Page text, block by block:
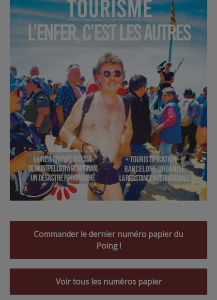
Commander le dernier numéro papier du
Poing !
Voir tous les numéros papier